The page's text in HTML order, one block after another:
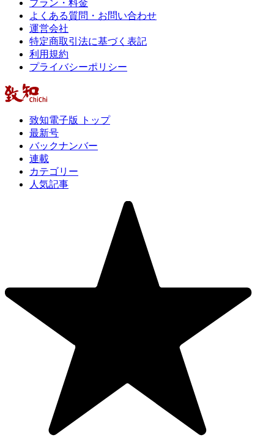
プラン・料金
よくある質問・お問い合わせ
運営会社
特定商取引法に基づく表記
利用規約
プライバシーポリシー
致知電子版 トップ
最新号
バックナンバー
連載
カテゴリー
人気記事